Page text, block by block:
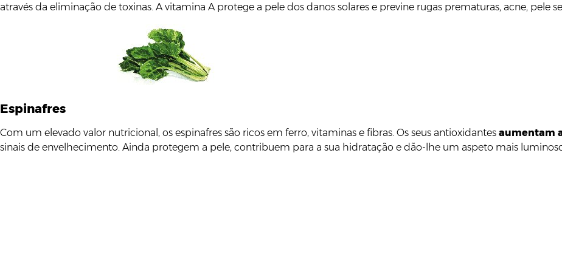
através da eliminação de toxinas. A vitamina A protege a pele dos danos solares e previne rugas prematuras, acne, pele
Espinafres
Com um elevado valor nutricional, os espinafres são ricos em ferro, vitaminas e fibras. Os seus antioxidantes aumentam
sinais de envelhecimento. Ainda protegem a pele, contribuem para a sua hidratação e dão-lhe um aspeto mais